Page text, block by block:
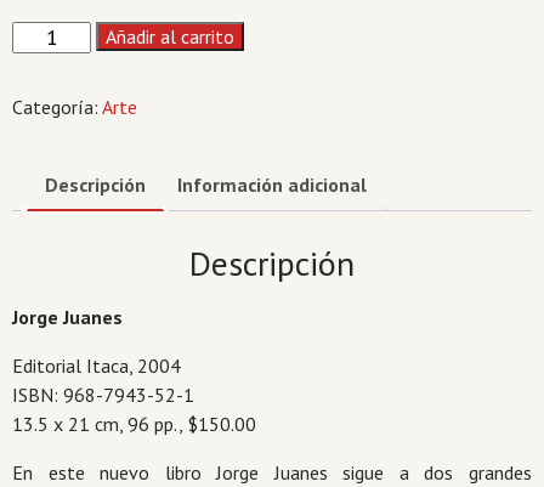
Kandinsky
Pintura
espíritu,
pintura
cantidad
Añadir al carrito
Categoría: Arte
Descripción Información adicional
Descripción
Jorge Juanes
Editorial Itaca, 2004
ISBN: 968-7943-52-1
13.5 x 21 cm, 96 pp., $150.00
En este nuevo libro Jorge Juanes sigue a dos grandes